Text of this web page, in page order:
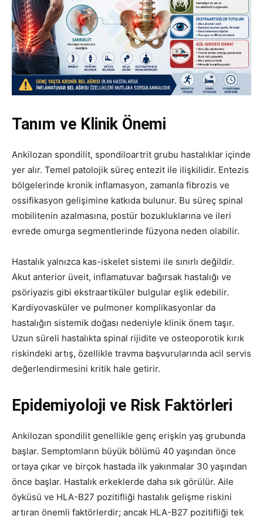
Tanım ve Klinik Önemi
Ankilozan spondilit, spondiloartrit grubu hastalıklar içinde
yer alır. Temel patolojik süreç entezit ile ilişkilidir. Entezis
bölgelerinde kronik inflamasyon, zamanla fibrozis ve
ossifikasyon gelişimine katkıda bulunur. Bu süreç spinal
mobilitenin azalmasına, postür bozukluklarına ve ileri
evrede omurga segmentlerinde füzyona neden olabilir.
Hastalık yalnızca kas-iskelet sistemi ile sınırlı değildir.
Akut anterior üveit, inflamatuvar bağırsak hastalığı ve
psöriyazis gibi ekstraartiküler bulgular eşlik edebilir.
Kardiyovasküler ve pulmoner komplikasyonlar da
hastalığın sistemik doğası nedeniyle klinik önem taşır.
Uzun süreli hastalıkta spinal rijidite ve osteoporotik kırık
riskindeki artış, özellikle travma başvurularında acil servis
değerlendirmesini kritik hale getirir.
Epidemiyoloji ve Risk Faktörleri
Ankilozan spondilit genellikle genç erişkin yaş grubunda
başlar. Semptomların büyük bölümü 40 yaşından önce
ortaya çıkar ve birçok hastada ilk yakınmalar 30 yaşından
önce başlar. Hastalık erkeklerde daha sık görülür. Aile
öyküsü ve HLA-B27 pozitifliği hastalık gelişme riskini
artıran önemli faktörlerdir; ancak HLA-B27 pozitifliği tek